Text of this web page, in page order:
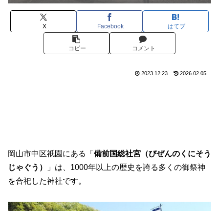
X Facebook はてブ
コピー コメント
2023.12.23 2026.02.05
岡山市中区祇園にある「 備前国総社宮（びぜんのくにそう
じゃぐう）
」は、1000年以上の歴史を誇る多くの御祭神
を合祀した神社です。